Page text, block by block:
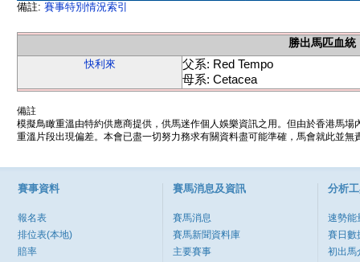
備註: 賽事特別情況索引
勝出馬匹血統
快利來
父系: Red Tempo
母系: Cetacea
備註
模擬鳥瞰重溫由特約供應商提供，供馬迷作個人娛樂資訊之用。但由於香港馬
重溫片段出現偏差。本會已盡一切努力務求有關資料盡可能準確，馬會就此並
賽事資料
報名表
排位表(本地)
賠率
賽馬消息及資訊
賽馬消息
賽馬新聞資料庫
主要賽事
分析
速勢能
賽日數
初出馬